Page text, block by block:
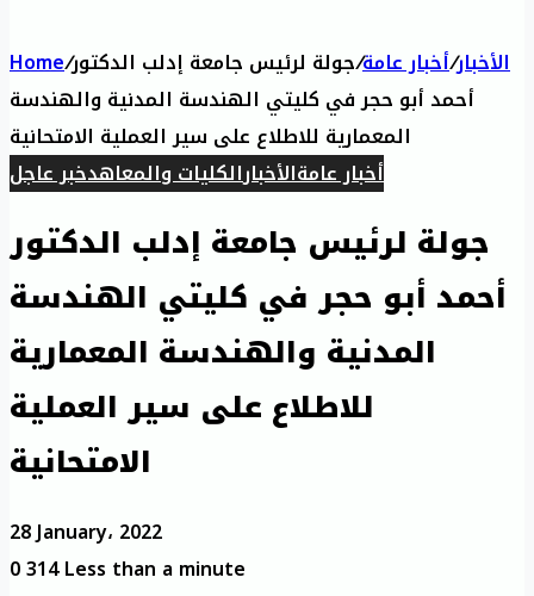
Home/ الأخبار/أخبار عامة/جولة لرئيس جامعة إدلب الدكتور
أحمد أبو حجر في كليتي الهندسة المدنية والهندسة
المعمارية للاطلاع على سير العملية الامتحانية
أخبار عامةالأخبارالكليات والمعاهدخبر عاجل
جولة لرئيس جامعة إدلب الدكتور
أحمد أبو حجر في كليتي الهندسة
المدنية والهندسة المعمارية
للاطلاع على سير العملية
الامتحانية
28 January، 2022
0314Less than a minute